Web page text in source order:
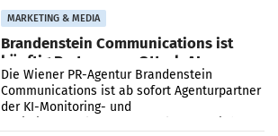
MARKETING & MEDIA
Brandenstein Communications ist
künftig Partner von OtterlyAI
Die Wiener PR-Agentur Brandenstein
Communications ist ab sofort Agenturpartner
der KI-Monitoring- und